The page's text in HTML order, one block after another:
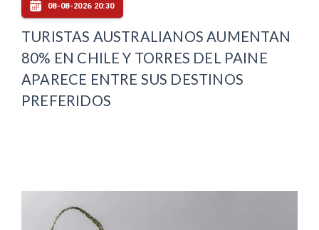
08-08-2026 20:30
TURISTAS AUSTRALIANOS AUMENTAN
80% EN CHILE Y TORRES DEL PAINE
APARECE ENTRE SUS DESTINOS
PREFERIDOS